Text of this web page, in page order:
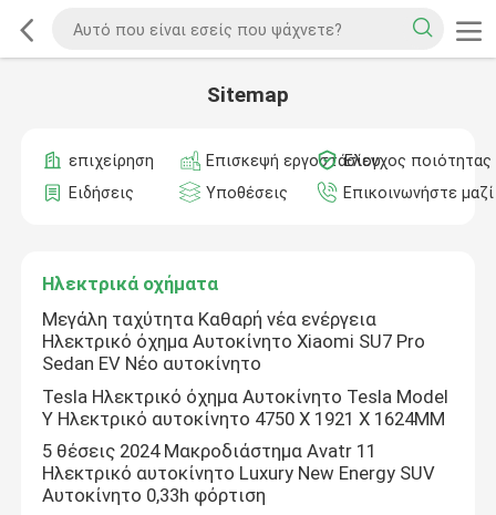
Sitemap
επιχείρηση Επισκεψή εργοστασίουΈλεγχος ποιότητας
Ειδήσεις
Υποθέσεις Επικοινωνήστε
Ηλεκτρικά οχήματα
Μεγάλη ταχύτητα Καθαρή νέα ενέργεια
Ηλεκτρικό όχημα Αυτοκίνητο Xiaomi SU7 Pro
Sedan EV Νέο αυτοκίνητο
Tesla Ηλεκτρικό όχημα Αυτοκίνητο Tesla Model
Y Ηλεκτρικό αυτοκίνητο 4750 X 1921 X 1624MM
5 θέσεις 2024 Μακροδιάστημα Avatr 11
Ηλεκτρικό αυτοκίνητο Luxury New Energy SUV
Αυτοκίνητο 0,33h φόρτιση